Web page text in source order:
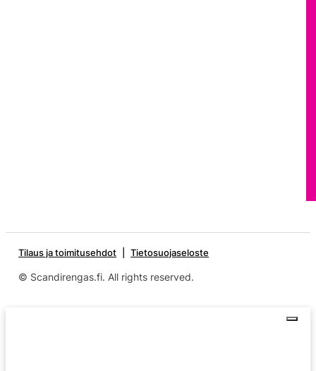
Tilaus ja toimitusehdot Tietosuojaseloste
© Scandirengas.fi. All rights reserved.